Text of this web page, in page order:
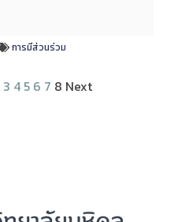
การมีส่วนร่วม
3 4 5 6 7 8 Next